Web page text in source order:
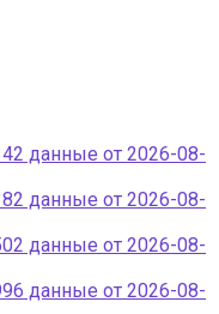
данные от 2026-08-
данные от 2026-08-
данные от 2026-08-
данные от 2026-08-